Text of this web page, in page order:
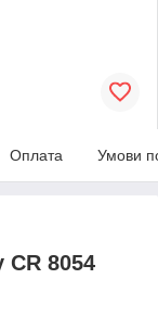
Оплата Умови
8054